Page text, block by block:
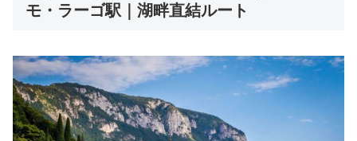
モ・ラーゴ駅｜湖畔直結ルート